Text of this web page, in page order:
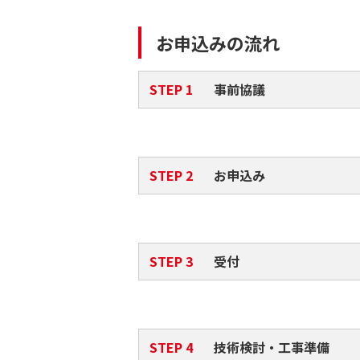
２０２４年「年内送電および系統連
お申込みの流れ
事前協議
お申込み
受付
技術検討・工事準備